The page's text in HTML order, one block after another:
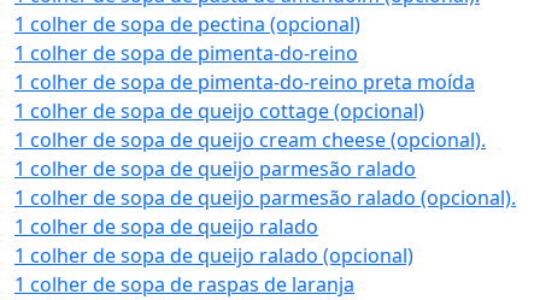
1 colher de sopa de pectina (opcional)
1 colher de sopa de pimenta-do-reino
1 colher de sopa de pimenta-do-reino preta moída
1 colher de sopa de queijo cottage (opcional)
1 colher de sopa de queijo cream cheese (opcional).
1 colher de sopa de queijo parmesão ralado
1 colher de sopa de queijo parmesão ralado (opcional).
1 colher de sopa de queijo ralado
1 colher de sopa de queijo ralado (opcional)
1 colher de sopa de raspas de laranja